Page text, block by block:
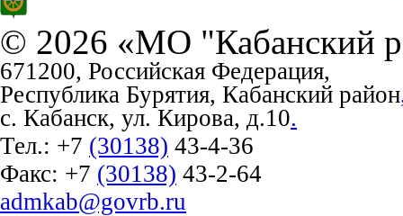
© 2026 «МО "Кабанский
671200, Российская Федерация,
Республика Бурятия, Кабанский район
с. Кабанск, ул. Кирова, д.10.
Тел.: +7 (30138) 43-4-36
Факс: +7 (30138) 43-2-64
admkab@govrb.ru